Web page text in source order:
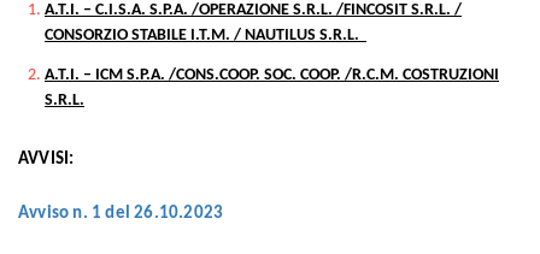
A.T.I. – C.I.S.A. S.P.A. /OPERAZIONE S.R.L. /FINCOSIT S.R.L. /
CONSORZIO STABILE I.T.M. / NAUTILUS S.R.L.
A.T.I. – ICM S.P.A. /CONS.COOP. SOC. COOP. /R.C.M. COSTRUZIONI
S.R.L.
AVVISI:
Avviso n. 1 del 26.10.2023